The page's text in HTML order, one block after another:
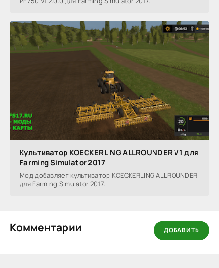
Культиватор KOECKERLING ALLROUNDER V1 для
Farming Simulator 2017
Мод добавляет культиватор KOECKERLING ALLROUNDER
для Farming Simulator 2017.
Комментарии ДОБАВИТЬ